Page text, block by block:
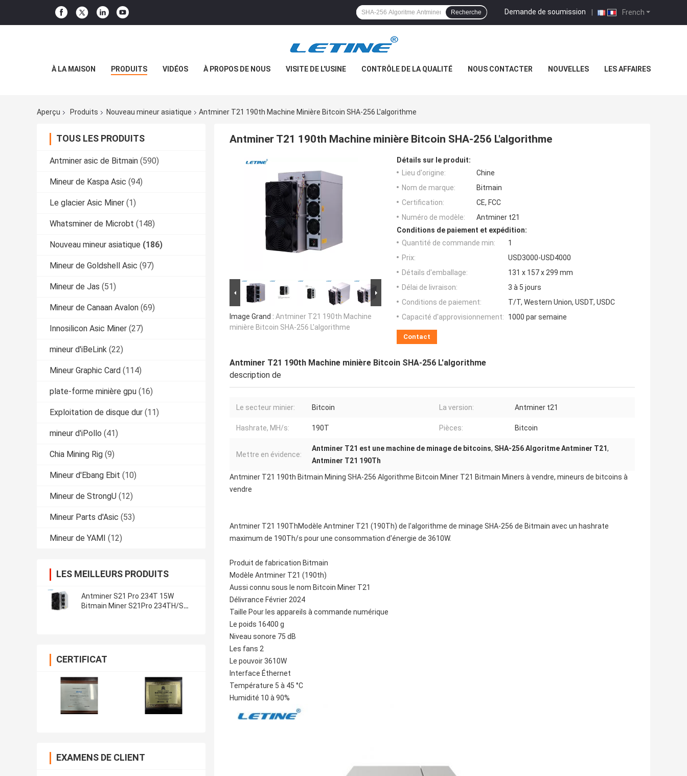
French
Demande de soumission |
Recherche
À LA MAISON PRODUITS VIDÉOS À PROPOS DE NOUS VISITE DE L'USINE CONTRÔLE DE LA QUALITÉ NOUS CONTACTER NOUVELLES LES AFFAIRES
Aperçu Produits Nouveau mineur asiatique Antminer T21 190th Machine Minière Bitcoin SHA-256 L'algorithme
TOUS LES PRODUITS
Antminer asic de Bitmain (590)
Mineur de Kaspa Asic (94)
Le glacier Asic Miner (1)
Whatsminer de Microbt (148)
Nouveau mineur asiatique (186)
Mineur de Goldshell Asic (97)
Mineur de Jas (51)
Mineur de Canaan Avalon (69)
Innosilicon Asic Miner (27)
mineur d'iBeLink (22)
Mineur Graphic Card (114)
plate-forme minière gpu (16)
Exploitation de disque dur (11)
mineur d'iPollo (41)
Chia Mining Rig (9)
Mineur d'Ebang Ebit (10)
Mineur de StrongU (12)
Mineur Parts d'Asic (53)
Mineur de YAMI (12)
LES MEILLEURS PRODUITS
Antminer S21 Pro 234T 15W
Bitmain Miner S21Pro 234TH/S
CERTIFICAT
EXAMENS DE CLIENT
Antminer T21 190th Machine minière Bitcoin SHA-256 L'algorithme
Image Grand : Antminer T21 190th Machine
minière Bitcoin SHA-256 L'algorithme
Détails sur le produit:
Lieu d'origine:
Chine
Nom de marque:
Bitmain
Certification:
CE, FCC
Numéro de modèle:
Antminer t21
Conditions de paiement et expédition:
Quantité de commande min:
1
Prix:
USD3000-USD4000
Détails d'emballage:
131 x 157 x 299 mm
Délai de livraison:
3 à 5 jours
Conditions de paiement:
T/T, Western Union, USDT, USDC
Capacité d'approvisionnement:
1000 par semaine
Contact
Antminer T21 190th Machine minière Bitcoin SHA-256 L'algorithme
description de
Le secteur minier: Bitcoin La version: Antminer t21
Hashrate, MH/s: 190T Pièces: Bitcoin
Mettre en évidence:
Antminer T21 est une machine de minage de bitcoins, SHA-256 Algoritme Antminer T21,
Antminer T21 190Th
Antminer T21 190th Bitmain Mining SHA-256 Algorithme Bitcoin Miner T21 Bitmain Miners à vendre, mineurs de bitcoins à
vendre
Antminer T21 190ThModèle Antminer T21 (190Th) de l'algorithme de minage SHA-256 de Bitmain avec un hashrate
maximum de 190Th/s pour une consommation d'énergie de 3610W.
Produit de fabrication Bitmain
Modèle Antminer T21 (190th)
Aussi connu sous le nom Bitcoin Miner T21
Délivrance Février 2024
Taille Pour les appareils à commande numérique
Le poids 16400 g
Niveau sonore 75 dB
Les fans 2
Le pouvoir3610W
Interface Éthernet
Température 5 à 45 °C
Humidité 10 à 90%